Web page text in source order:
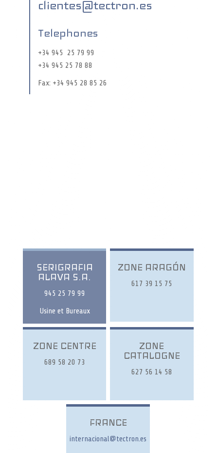
clientes@tectron.es
Telephones
+34945 25 79 99
+34 945 25 78 88
Fax: +34 945 28 85 26
SERIGRAFIA
ALAVA S.A.
945 25 79 99
Usine et Bureaux
ZONE ARAGÓN
617 39 15 75
ZONE CENTRE
689 58 20 73
ZONE
CATALOGNE
627 56 14 58
FRANCE
internacional@tectron.es